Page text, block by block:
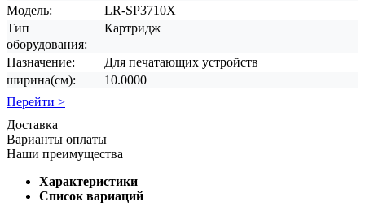
Модель:
LR-SP3710X
Тип
оборудования:
Картридж
Назначение:
Для печатающих устройств
ширина(см):
10.0000
Перейти >
Доставка
Варианты оплаты
Наши преимущества
Характеристики
Список вариаций